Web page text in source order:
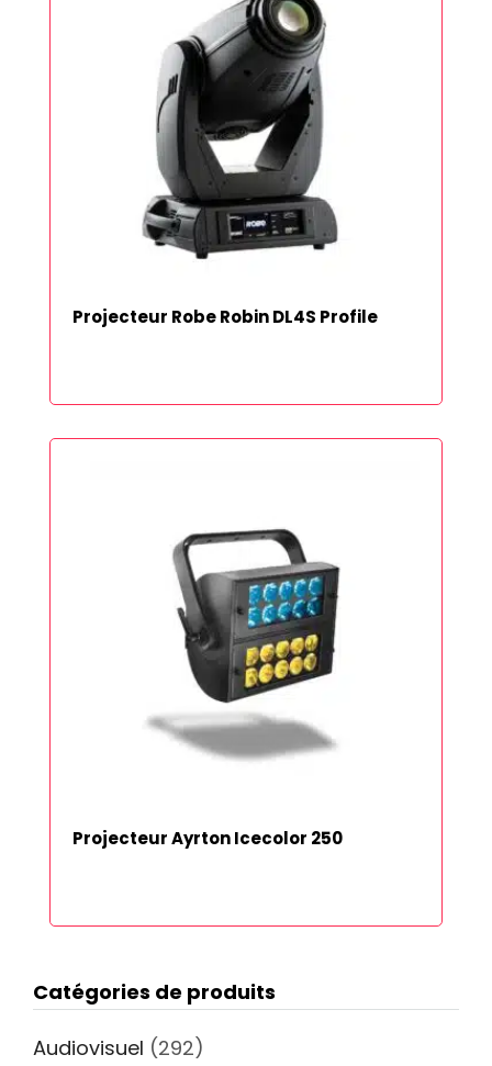
Projecteur Robe Robin DL4S Profile
Projecteur Ayrton Icecolor 250
Catégories de produits
Audiovisuel (292)